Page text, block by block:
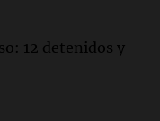
12 detenidos y